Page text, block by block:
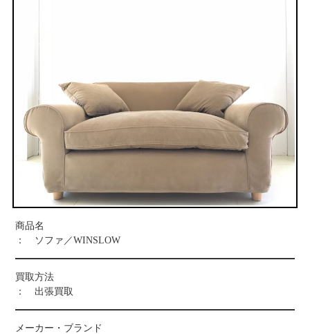
スタッフ紹介
店舗アクセス
お問い合わせ
商品名
： ソファ／WINSLOW
買取方法
： 出張買取
メーカー・ブランド